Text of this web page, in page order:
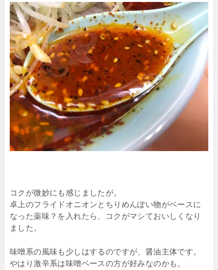
コクが微妙にも感じましたが。
卓上のフライドオニオンとちりめんぽい物がベースに
なった薬味？を入れたら、コクがマシておいしくなり
ました。
味噌系の風味も少しはするのですが、醤油主体です。
やはり激辛系は味噌ベースの方が好みなのかも。